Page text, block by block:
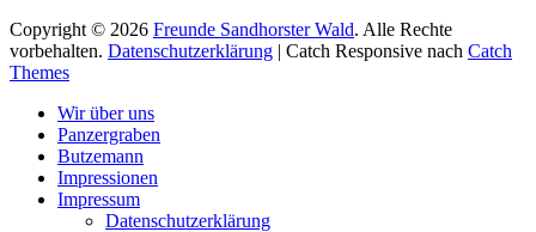
Copyright © 2026 Freunde Sandhorster Wald. Alle Rechte
vorbehalten. Datenschutzerklärung | Catch Responsive nach Catch
Themes
oben
scrollen
Wir über uns
Panzergraben
Butzemann
Impressionen
Impressum
Datenschutzerklärung